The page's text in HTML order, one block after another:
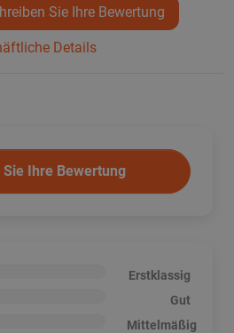
Sie Ihre Bewertung
Details
Ihre Bewertung
Erstklassig
Gut
Mittelmäßig